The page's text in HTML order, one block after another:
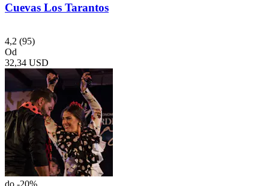
Cuevas Los Tarantos
4,2 (95)
Od
32,34 USD